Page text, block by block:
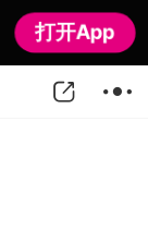
打开App
打开App